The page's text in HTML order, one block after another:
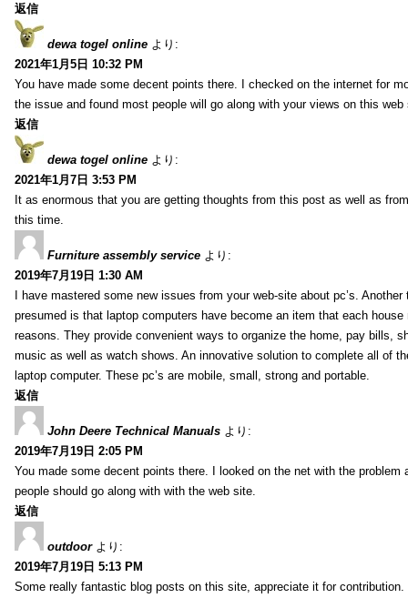
返信
dewa togel online より:
2021年1月5日 10:32 PM
You have made some decent points there. I checked on the internet for
the issue and found most people will go along with your views on this web
返信
dewa togel online より:
2021年1月7日 3:53 PM
It as enormous that you are getting thoughts from this post as well as
this time.
Furniture assembly service より:
2019年7月19日 1:30 AM
I have mastered some new issues from your web-site about pc’s. Another
presumed is that laptop computers have become an item that each
reasons. They provide convenient ways to organize the home, pay bills,
music as well as watch shows. An innovative solution to complete all of
laptop computer. These pc’s are mobile, small, strong and portable.
返信
John Deere Technical Manuals より:
2019年7月19日 2:05 PM
You made some decent points there. I looked on the net with the problem
people should go along with with the web site.
返信
outdoor より:
2019年7月19日 5:13 PM
Some really fantastic blog posts on this site, appreciate it for contribution.